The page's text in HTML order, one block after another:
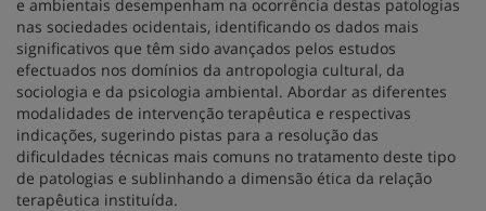
e ambientais desempenham na ocorrência destas patologias
nas sociedades ocidentais, identificando os dados mais
significativos que têm sido avançados pelos estudos
efectuados nos domínios da antropologia cultural, da
sociologia e da psicologia ambiental. Abordar as diferentes
modalidades de intervenção terapêutica e respectivas
indicações, sugerindo pistas para a resolução das
dificuldades técnicas mais comuns no tratamento deste tipo
de patologias e sublinhando a dimensão ética da relação
terapêutica instituída.